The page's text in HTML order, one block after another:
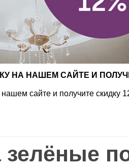
НА НАШЕМ САЙТЕ И
сайте и получите скидку